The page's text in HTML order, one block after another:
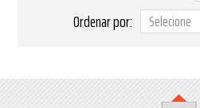
Ordenar por: